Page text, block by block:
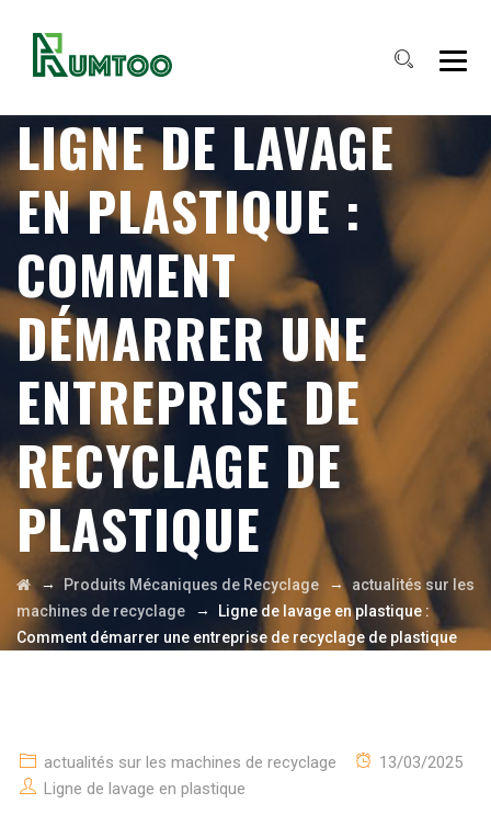
LIGNE DE LAVAGE
EN PLASTIQUE :
COMMENT
DÉMARRER UNE
ENTREPRISE DE
RECYCLAGE DE
PLASTIQUE
→ Produits Mécaniques de Recyclage → actualités sur les
machines de recyclage →
Ligne de lavage en plastique :
Comment démarrer une entreprise de recyclage de plastique
actualités sur les machines de recyclage
13/03/2025
Ligne de lavage en plastique